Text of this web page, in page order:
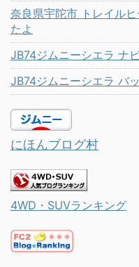
奈良県宇陀市 トレイル
たよ
JB74ジムニーシエラ ナ
JB74ジムニーシエラ バ
にほんブログ村
4WD・SUVランキング